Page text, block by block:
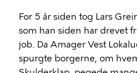
For 5 år siden tog Lars
som han siden har drevet
job. Da Amager Vest
spurgte borgerne, om